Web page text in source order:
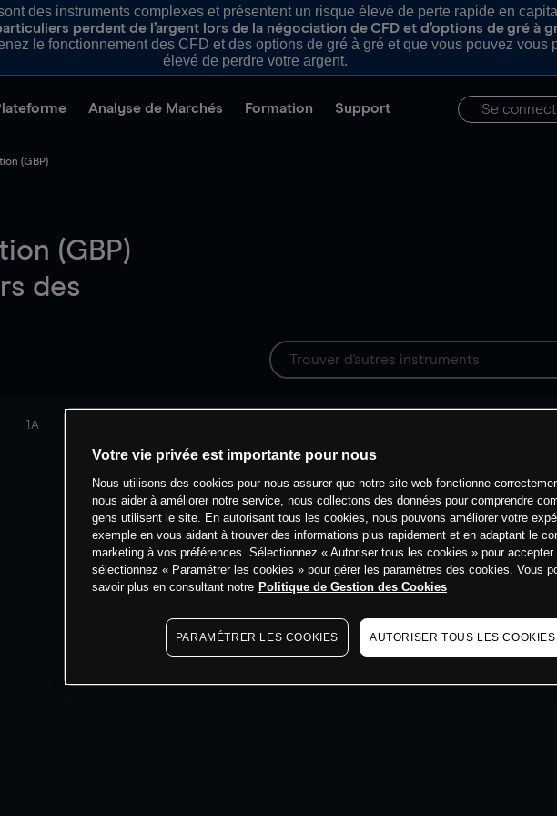
des instruments complexes et présentent un risque élevé de perte rapide en
perdent de l’argent lors de la négociation de CFD et d’options de gré à
le fonctionnement des CFD et des options de gré à gré et que vous pouvez vous
élevé de perdre votre argent.
Analyse de Marchés Formation Support Se
(GBP)
(GBP)
des
1A
Votre vie privée est importante pour nous
Nous utilisons des cookies pour nous assurer que notre site web fonctionne
nous aider à améliorer notre service, nous collectons des données pour comprendre
gens utilisent le site. En autorisant tous les cookies, nous pouvons améliorer votre
exemple en vous aidant à trouver des informations plus rapidement et en adaptant le
marketing à vos préférences. Sélectionnez « Autoriser tous les cookies » pour accepter
sélectionnez « Paramétrer les cookies » pour gérer les paramètres des cookies. Vous
savoir plus en consultant notre Politique de Gestion des Cookies
PARAMÉTRER LES COOKIES AUTORISER TOUS LES COOKIES